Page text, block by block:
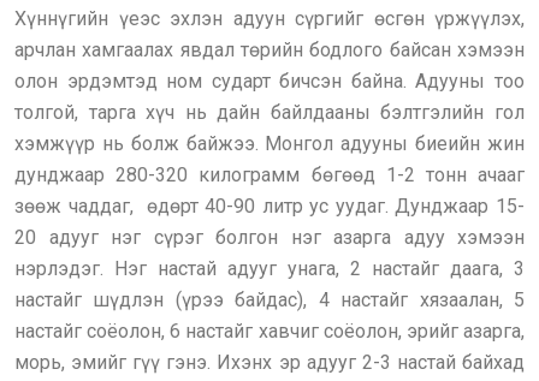
Хүннүгийн үеэс эхлэн адуун сүргийг өсгөн үржүүлэх,
арчлан хамгаалах явдал төрийн бодлого байсан хэмээн
олон эрдэмтэд ном сударт бичсэн байна. Адууны тоо
толгой, тарга хүч нь дайн байлдааны бэлтгэлийн гол
хэмжүүр нь болж байжээ. Монгол адууны биеийн жин
дунджаар 280-320 килограмм бөгөөд 1-2 тонн ачааг
зөөж чаддаг, өдөрт 40-90 литр ус уудаг. Дунджаар 15-
20 адууг нэг сүрэг болгон нэг азарга адуу хэмээн
нэрлэдэг. Нэг настай адууг унага, 2 настайг даага, 3
настайг шүдлэн (үрээ байдас), 4 настайг хязаалан, 5
настайг соёолон, 6 настайг хавчиг соёолон, эрийг азарга,
морь, эмийг гүү гэнэ. Ихэнх эр адууг 2-3 настай байхад